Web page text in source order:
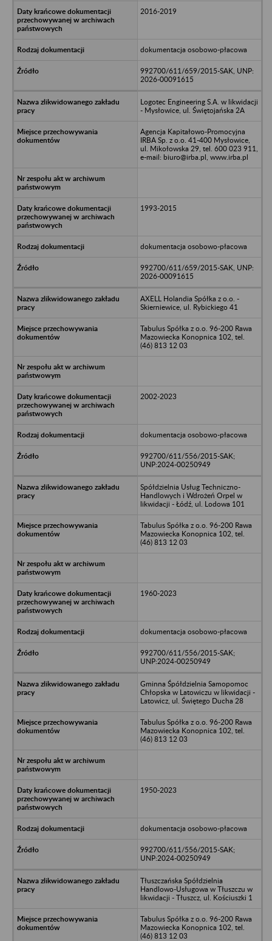
2016-2019
dokumentacja osobowo-płacowa
992700/611/659/2015-SAK, UNP:
2026-00091615
Logotec Engineering S.A. w likwidacji
- Mysłowice, ul. Świętojańska 2A
Agencja Kapitałowo-Promocyjna
IRBA Sp. z o.o. 41-400 Mysłowice,
ul. Mikołowska 29, tel. 600 023 911,
e-mail: biuro@irba.pl, www.irba.pl
1993-2015
dokumentacja osobowo-płacowa
992700/611/659/2015-SAK, UNP:
2026-00091615
AXELL Holandia Spółka z o.o. -
Skierniewice, ul. Rybickiego 41
Tabulus Spółka z o.o. 96-200 Rawa
Mazowiecka Konopnica 102, tel.
(46) 813 12 03
2002-2023
dokumentacja osobowo-płacowa
992700/611/556/2015-SAK;
UNP:2024-00250949
Spółdzielnia Usług Techniczno-
Handlowych i Wdrożeń Orpel w
likwidacji - Łódź, ul. Lodowa 101
Tabulus Spółka z o.o. 96-200 Rawa
Mazowiecka Konopnica 102, tel.
(46) 813 12 03
1960-2023
dokumentacja osobowo-płacowa
992700/611/556/2015-SAK;
UNP:2024-00250949
Gminna Śpółdzielnia Samopomoc
Chłopska w Latowiczu w likwidacji -
Latowicz, ul. Świętego Ducha 28
Tabulus Spółka z o.o. 96-200 Rawa
Mazowiecka Konopnica 102, tel.
(46) 813 12 03
1950-2023
dokumentacja osobowo-płacowa
992700/611/556/2015-SAK;
UNP:2024-00250949
Tłuszczańska Spółdzielnia
Handlowo-Usługowa w Tłuszczu w
likwidacji - Tłuszcz, ul. Kościuszki 1
Tabulus Spółka z o.o. 96-200 Rawa
Mazowiecka Konopnica 102, tel.
(46) 813 12 03